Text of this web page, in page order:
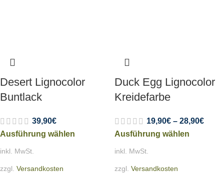
Desert Lignocolor
Buntlack
39,90€
Ausführung wählen
inkl. MwSt.
zzgl. Versandkosten
Duck Egg Lignocolor
Kreidefarbe
19,90€ – 28,90€
Ausführung wählen
inkl. MwSt.
zzgl. Versandkosten